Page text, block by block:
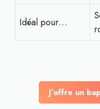
Idéal pour…
J’offre un